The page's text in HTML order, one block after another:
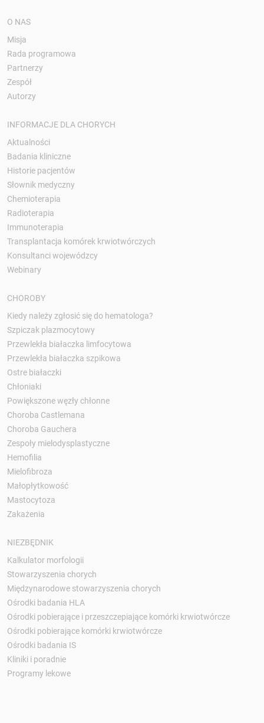
O NAS
Misja
Rada programowa
Partnerzy
Zespół
Autorzy
INFORMACJE DLA CHORYCH
Aktualności
Badania kliniczne
Historie pacjentów
Słownik medyczny
Chemioterapia
Radioterapia
Immunoterapia
Transplantacja komórek krwiotwórczych
Konsultanci wojewódzcy
Webinary
CHOROBY
Kiedy należy zgłosić się do hematologa?
Szpiczak plazmocytowy
Przewlekła białaczka limfocytowa
Przewlekła białaczka szpikowa
Ostre białaczki
Chłoniaki
Powiększone węzły chłonne
Choroba Castlemana
Choroba Gauchera
Zespoły mielodysplastyczne
Hemofilia
Mielofibroza
Małopłytkowość
Mastocytoza
Zakażenia
NIEZBĘDNIK
Kalkulator morfologii
Stowarzyszenia chorych
Międzynarodowe stowarzyszenia chorych
Ośrodki badania HLA
Ośrodki pobierające i przeszczepiające komórki krwiotwórcze
Ośrodki pobierające komórki krwiotwórcze
Ośrodki badania IS
Kliniki i poradnie
Programy lekowe